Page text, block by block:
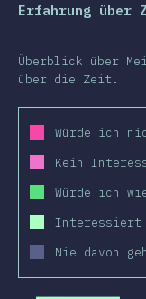
Erfahrung über
Überblick über
über die Zeit.
Würde ich
Kein
Würde ich
Interessiert
Nie davon
2019 2020